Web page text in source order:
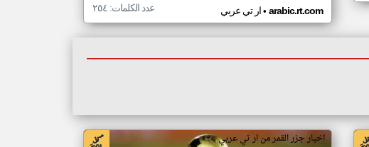
ار تي عربي• arabic.rt.com عدد الكلمات: ٢٥٤
اخبار جزر القمر من ار تي عربي